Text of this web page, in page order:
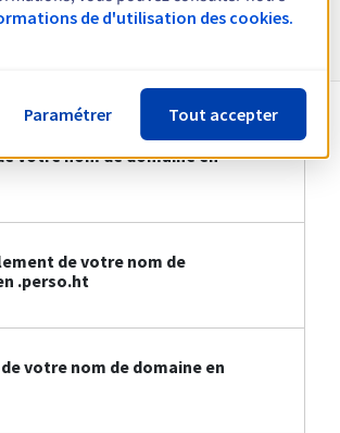
sur le .perso.ht
votre nom de domaine en
de votre nom de
.perso.ht
votre nom de domaine en
de d'utilisation des cookies.
Paramétrer Tout accepter